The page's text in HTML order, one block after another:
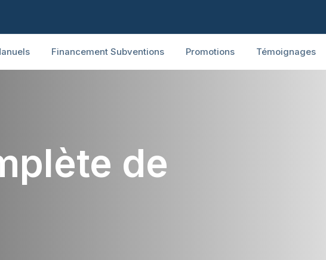
Financement Subventions Promotions Témoignages
de